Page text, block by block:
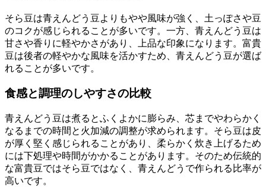
そら豆は青えんどう豆よりもやや風味が強く、土っぽさや豆
のコクが感じられることが多いです。一方、青えんどう豆は
甘さや香りに軽やかさがあり、上品な印象になります。富貴
豆は後者の軽やかな風味を活かすため、青えんどう豆が選ば
れることが多いです。
食感と調理のしやすさの比較
青えんどう豆は煮るとふくよかに膨らみ、芯までやわらかく
なるまでの時間と火加減の調整が求められます。そら豆は皮
が厚く堅く感じられることがあり、柔らかく炊き上げるため
には下処理や時間がかかることがあります。そのため伝統的
な富貴豆ではそら豆ではなく、青えんどうで作られる比率が
高いです。